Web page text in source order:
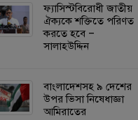
ফ্যাসিস্টবিরোধী জাতীয়
ঐক্যকে শক্তিতে পরিণত
করতে হবে –
সালাহউদ্দিন
বাংলাদেশসহ ৯ দেশের
উপর ভিসা নিষেধাজ্ঞা
আমিরাতের